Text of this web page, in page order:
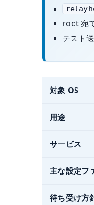
root 宛
テスト
対象 OS
用途
サービス
主な設定フ
待ち受け方